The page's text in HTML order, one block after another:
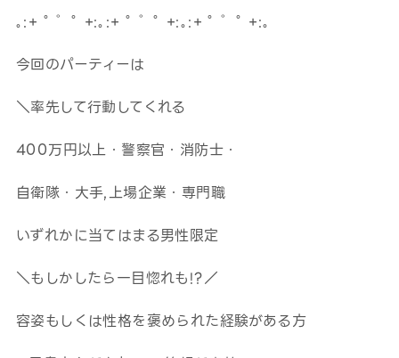
｡:+ ﾟ ゜ﾟ +:｡:+ ﾟ ゜ﾟ +:｡:+ ﾟ ゜ﾟ +:｡
今回のパーティーは
＼率先して行動してくれる
400万円以上・警察官・消防士・
自衛隊・大手,上場企業・専門職
いずれかに当てはまる男性限定
＼もしかしたら一目惚れも!?／
容姿もしくは性格を褒められた経験がある方